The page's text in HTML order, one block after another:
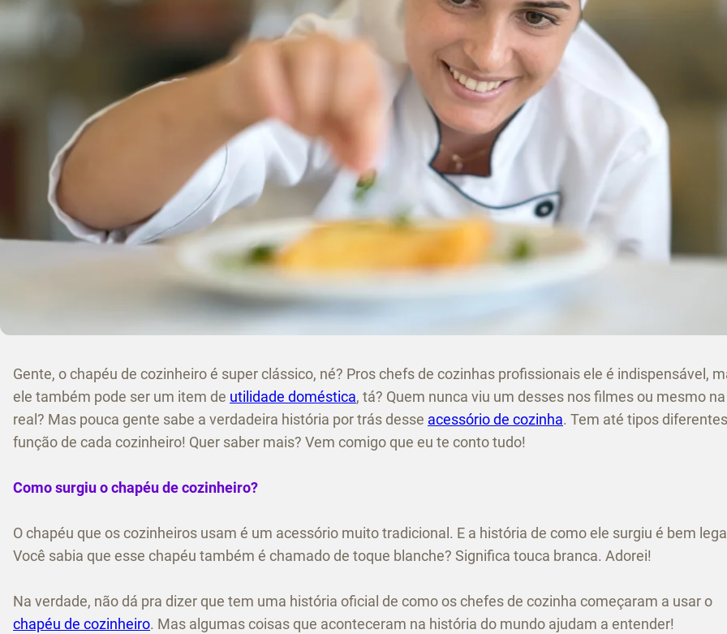
Gente, o chapéu de cozinheiro é super clássico, né? Pros chefs de cozinhas profissionais ele é indispensável,
ele também pode ser um item de utilidade doméstica, tá? Quem nunca viu um desses nos filmes ou mesmo
real? Mas pouca gente sabe a verdadeira história por trás desse acessório de cozinha. Tem até tipos
função de cada cozinheiro! Quer saber mais? Vem comigo que eu te conto tudo!
Como surgiu o chapéu de cozinheiro?
O chapéu que os cozinheiros usam é um acessório muito tradicional. E a história de como ele surgiu é bem
Você sabia que esse chapéu também é chamado de toque blanche? Significa touca branca. Adorei!
Na verdade, não dá pra dizer que tem uma história oficial de como os chefes de cozinha começaram a usar o
chapéu de cozinheiro. Mas algumas coisas que aconteceram na história do mundo ajudam a entender!